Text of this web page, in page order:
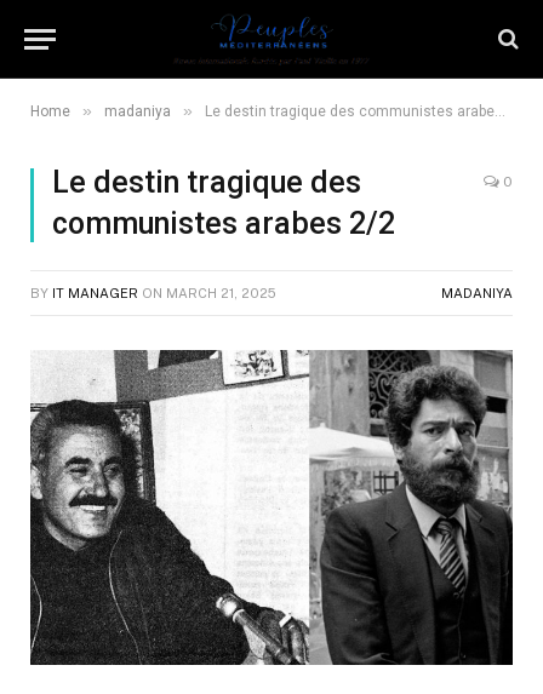
Home » madaniya » Le destin tragique des communistes arabes 2/2
Le destin tragique des
communistes arabes 2/2
0
BY IT MANAGER ON MARCH 21, 2025 MADANIYA